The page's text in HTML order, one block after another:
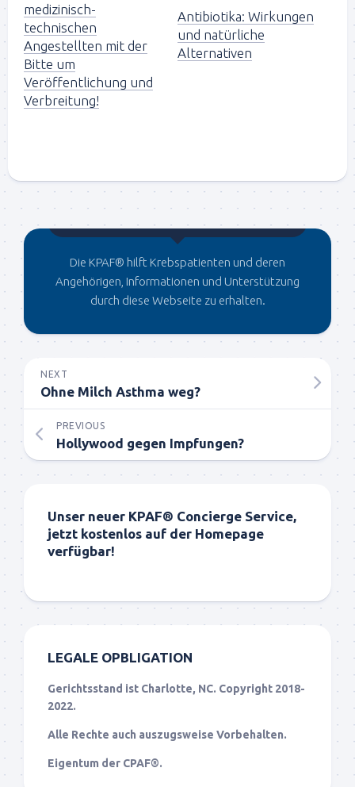
medizinisch-
technischen
Angestellten mit der
Bitte um
Veröffentlichung und
Verbreitung!
Antibiotika: Wirkungen
und natürliche
Alternativen
Die KPAF® hilft Krebspatienten und deren
Angehörigen, Informationen und Unterstützung
durch diese Webseite zu erhalten.
NEXT
Ohne Milch Asthma weg?
PREVIOUS
Hollywood gegen Impfungen?
Unser neuer KPAF® Concierge Service,
jetzt kostenlos auf der Homepage
verfügbar!
LEGALE OPBLIGATION
Gerichtsstand ist Charlotte, NC. Copyright 2018-
2022.
Alle Rechte auch auszugsweise Vorbehalten.
Eigentum der CPAF®.